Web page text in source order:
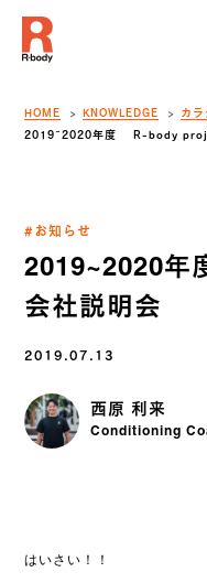
HOME KNOWLEDGE カ
2019~2020年度 R-body
#お知らせ
2019~2020
会社説明会
2019.07.13
西原 利来
Conditioning
はいさい！！